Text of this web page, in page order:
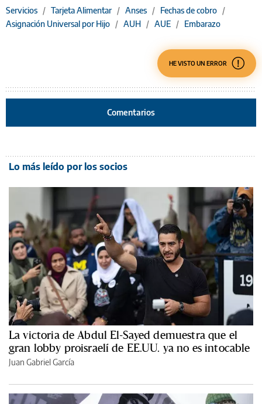
Servicios / Tarjeta Alimentar / Anses / Fechas de cobro /
Asignación Universal por Hijo / AUH / AUE / Embarazo
HE VISTO UN ERROR
Comentarios
Lo más leído por los socios
La victoria de Abdul El-Sayed demuestra que el
gran lobby proisraelí de EE.UU. ya no es intocable
Juan Gabriel García